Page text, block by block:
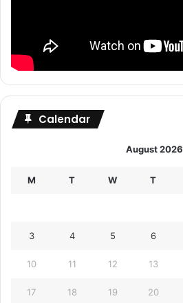
Calendar
August 2026
M T W T
3 4 5 6
10 11 12 13
17 18 19 20